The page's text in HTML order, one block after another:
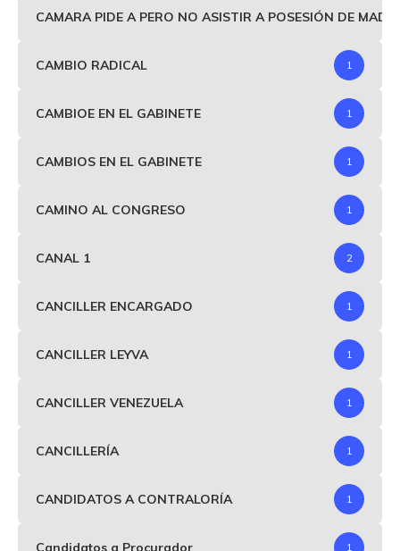
CAMARA PIDE A PERO NO ASISTIR A POSESIÓN DE
CAMBIO RADICAL 1
CAMBIOE EN EL GABINETE 1
CAMBIOS EN EL GABINETE 1
CAMINO AL CONGRESO 1
CANAL 1 2
CANCILLER ENCARGADO 1
CANCILLER LEYVA 1
CANCILLER VENEZUELA 1
CANCILLERÍA 1
CANDIDATOS A CONTRALORÍA 1
Candidatos a Procurador 1